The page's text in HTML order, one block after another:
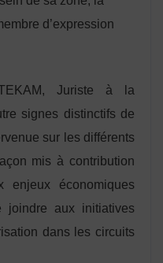
d’expression
TEKAM, Juriste à la
signes distinctifs de
sur les différents
mis à contribution
enjeux économiques
joindre aux initiatives
dans les circuits